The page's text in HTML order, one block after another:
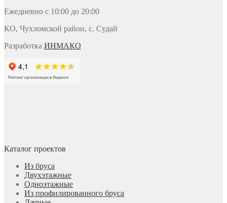
Ежедневно с 10:00 до 20:00
КО, Чухломской район, с. Судай
Разработка ИНМАКО
Каталог проектов
Из бруса
Двухэтажные
Одноэтажные
Из профилированного бруса